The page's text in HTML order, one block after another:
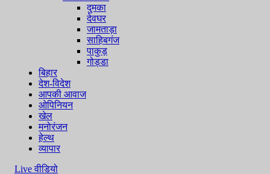
दुमका
देवघर
जामताड़ा
साहिबगंज
पाकुड़
गोड्डा
बिहार
देश-विदेश
आपकी आवाज
ओपिनियन
खेल
मनोरंजन
हेल्थ
व्यापार
Live वीडियो